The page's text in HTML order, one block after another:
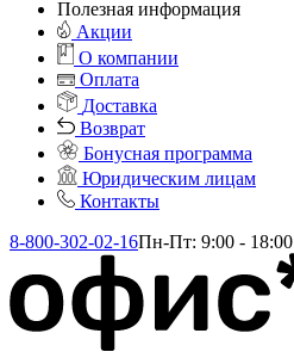
Полезная информация
Акции
О компании
Оплата
Доставка
Возврат
Бонусная программа
Юридическим лицам
Контакты
8-800-302-02-16Пн-Пт: 9:00 - 18:00